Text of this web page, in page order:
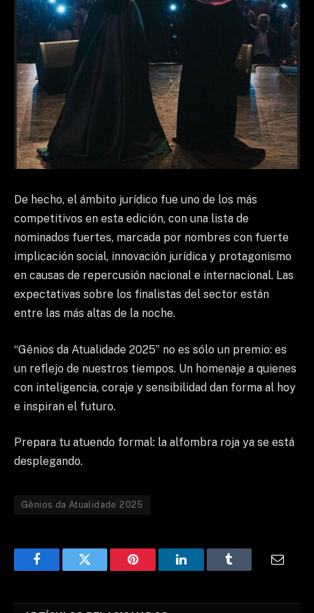
De hecho, el ámbito jurídico fue uno de los más
competitivos en esta edición, con una lista de
nominados fuertes, marcada por nombres con fuerte
implicación social, innovación jurídica y protagonismo
en causas de repercusión nacional e internacional. Las
expectativas sobre los finalistas del sector están
entre las más altas de la noche.
“Gênios da Atualidade 2025” no es sólo un premio: es
un reflejo de nuestros tiempos. Un homenaje a quienes
con inteligencia, coraje y sensibilidad dan forma al hoy
e inspiran el futuro.
Prepara tu atuendo formal: la alfombra roja ya se está
desplegando.
Gênios da Atualidade 2025
FacebookTwitter Pinterest LinkedInTumblr